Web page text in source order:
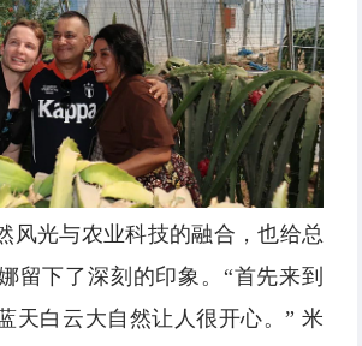
风光与农业科技的融合，也给总
留下了深刻的印象。“首先来到
天白云大自然让人很开心。” 米